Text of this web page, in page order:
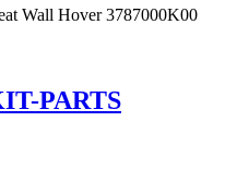
Wall Hover 3787000K00
PARTS